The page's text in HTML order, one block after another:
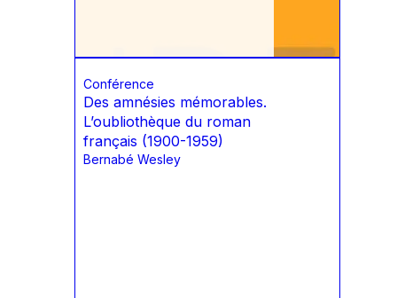
Conférence
Des amnésies mémorables.
L’oubliothèque du roman
français (1900-1959)
Bernabé Wesley